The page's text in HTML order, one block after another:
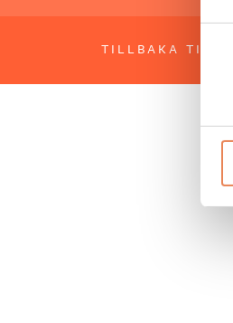
TILLBAKA TILL